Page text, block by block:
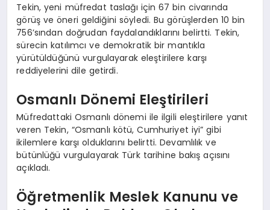
Tekin, yeni müfredat taslağı için 67 bin civarında
görüş ve öneri geldiğini söyledi. Bu görüşlerden 10 bin
756’sından doğrudan faydalandıklarını belirtti. Tekin,
sürecin katılımcı ve demokratik bir mantıkla
yürütüldüğünü vurgulayarak eleştirilere karşı
reddiyelerini dile getirdi.
Osmanlı Dönemi Eleştirileri
Müfredattaki Osmanlı dönemi ile ilgili eleştirilere yanıt
veren Tekin, “Osmanlı kötü, Cumhuriyet iyi” gibi
ikilemlere karşı olduklarını belirtti. Devamlılık ve
bütünlüğü vurgulayarak Türk tarihine bakış açısını
açıkladı.
Öğretmenlik Meslek Kanunu ve